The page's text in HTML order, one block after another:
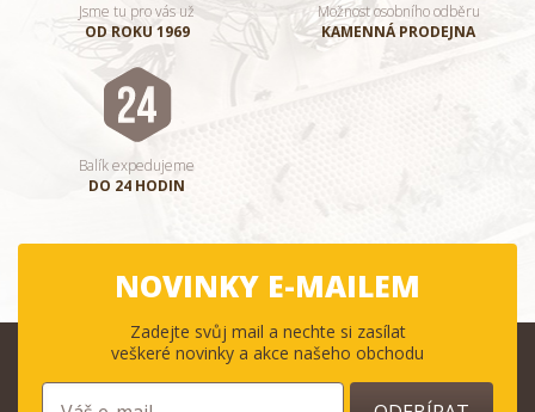
Jsme tu pro vás už
OD ROKU 1969
Možnost osobního odběru
KAMENNÁ PRODEJNA
Balík expedujeme
DO 24 HODIN
NOVINKY E-MAILEM
Zadejte svůj mail a nechte si zasílat
veškeré novinky a akce našeho obchodu